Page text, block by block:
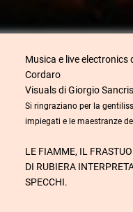
Musica e live electronics
Cordaro
Visuals di Giorgio
Si ringraziano per la
impiegati e le maestranze
LE FIAMME, IL
DI RUBIERA
SPECCHI.